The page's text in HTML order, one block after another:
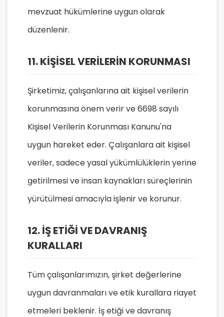
mevzuat hükümlerine uygun olarak
düzenlenir.
11. KİŞİSEL VERİLERİN KORUNMASI
Şirketimiz, çalışanlarına ait kişisel verilerin
korunmasına önem verir ve 6698 sayılı
Kişisel Verilerin Korunması Kanunu'na
uygun hareket eder. Çalışanlara ait kişisel
veriler, sadece yasal yükümlülüklerin yerine
getirilmesi ve insan kaynakları süreçlerinin
yürütülmesi amacıyla işlenir ve korunur.
12. İŞ ETİĞİ VE DAVRANIŞ
KURALLARI
Tüm çalışanlarımızın, şirket değerlerine
uygun davranmaları ve etik kurallara riayet
etmeleri beklenir. İş etiği ve davranış